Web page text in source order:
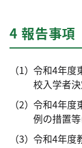
4 報告事項
令和4年度
校入学者
令和4年度
例の措置
令和4年度